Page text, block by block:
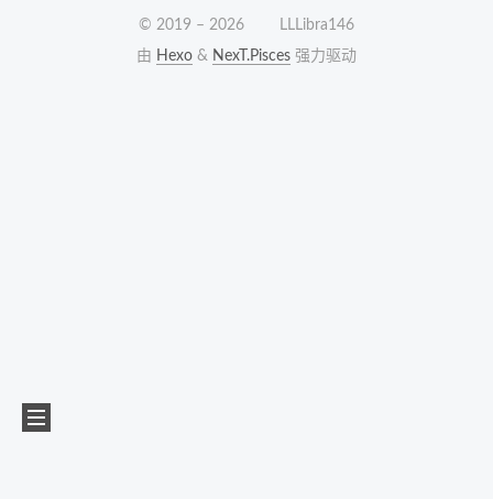
© 2019 –2026
LLLibra146
由 Hexo & NexT.Pisces 强力驱动